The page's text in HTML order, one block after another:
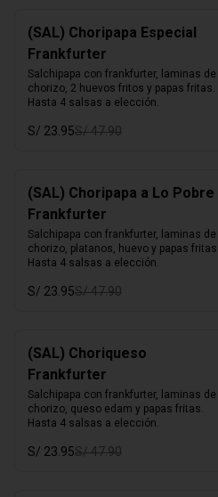
(SAL) Choripapa Especial
Frankfurter
Salchipapa con frankfurter, laminas de
chorizo, 2 huevos fritos y papas fritas.
Hasta 4 salsas a elección.
S/ 23.95S/ 47.90
(SAL) Choripapa a Lo Pobre
Frankfurter
Salchipapa con frankfurter, laminas de
chorizo, platanos, huevo y papas fritas.
Hasta 4 salsas a elección.
S/ 23.95S/ 47.90
(SAL) Choriqueso
Frankfurter
Salchipapa con frankfurter, laminas de
chorizo, queso edam y papas fritas.
Hasta 4 salsas a elección.
S/ 23.95S/ 47.90